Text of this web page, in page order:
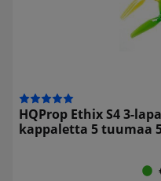
HQProp Ethix S4 3-
kappaletta 5 tuumaa